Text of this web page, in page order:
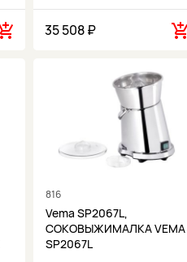
35 508 ₽
816
Vema SP2067L,
СОКОВЫЖИМАЛКА VEMA
SP2067L